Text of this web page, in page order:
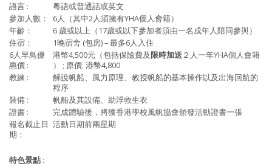
語言 :
粵語或普通話或英文
參加人數：
6人（其中2人須擁有YHA個人會籍）
年齡：
6 歲或以上（17歲或以下參加者須由一名成年人陪同參與）
住宿：
1晚宿舍 (包房) – 最多6人入住
6人早鳥優
惠價 :
港幣4,500元（包括保險費及限時加送２人一年YHA個人會籍
） ; 原價: 港幣4,800
教練 :
解說帆船、風力原理、教授帆船的基本操作以及出海回航的
程序
裝備 :
帆船及其設備、助浮救生衣
證書 :
完成體驗後，將獲香港學校風帆協會頒發活動證書一張
報名截止日
期：
活動日期前兩星期
特色景點 :